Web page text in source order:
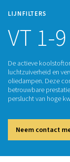
LIJNFILTERS
VT
De actieve
luchtzuiverheid